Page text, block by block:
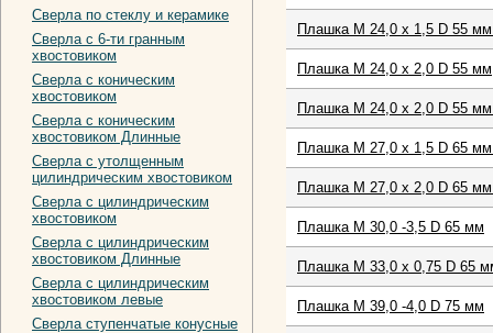
Сверла по стеклу и керамике
Сверла с 6-ти гранным
хвостовиком
Сверла с коническим
хвостовиком
Сверла с коническим
хвостовиком Длинные
Сверла с утолщенным
цилиндрическим хвостовиком
Сверла с цилиндрическим
хвостовиком
Сверла с цилиндрическим
хвостовиком Длинные
Сверла с цилиндрическим
хвостовиком левые
Сверла ступенчатые конусные
Плашка М 24,0 х 1,5 D 55
Плашка М 24,0 х 2,0 D 55 мм
Плашка М 24,0 х 2,0 D 55
Плашка М 27,0 х 1,5 D 65
Плашка М 27,0 х 2,0 D 65
Плашка М 30,0 -3,5 D 65 мм
Плашка М 33,0 х 0,75 D 65
Плашка М 39,0 -4,0 D 75 мм